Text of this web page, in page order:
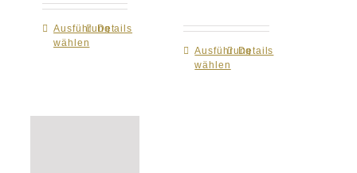
Ausführung
wählen
Dieses
Produkt
Details
Ausführung
wählen
Dieses
Produkt
Details